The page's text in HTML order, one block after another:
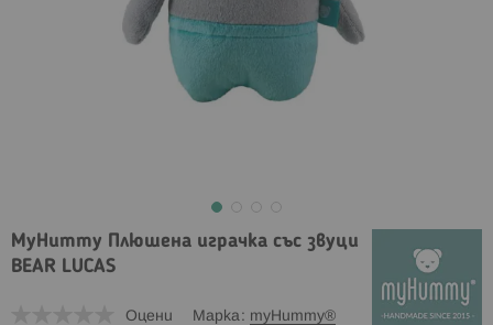
MyHummy Плюшена играчка със звуци
BEAR LUCAS
Оцени Марка myHummy®